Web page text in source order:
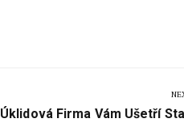
Next
Úklidová Firma Vám Ušetří